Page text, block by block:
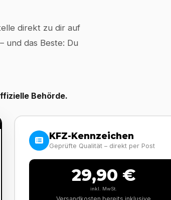
direkt zu dir auf
und das Beste: Du
Behörde.
KFZ-Kennzeichen
Geprüfte Qualität – direkt per Post
29,90 €
inkl. MwSt.